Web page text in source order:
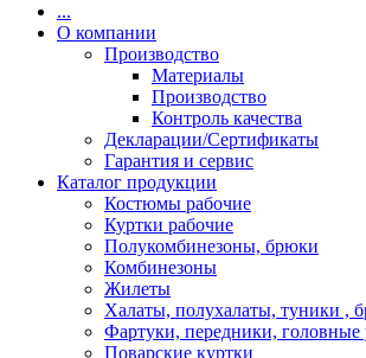
...
О компании
Производство
Материалы
Производство
Контроль качества
Декларации/Сертификаты
Гарантия и сервис
Каталог продукции
Костюмы рабочие
Куртки рабочие
Полукомбинезоны, брюки
Комбинезоны
Жилеты
Халаты, полухалаты, туники ,
Фартуки, передники, головные
Поварские куртки